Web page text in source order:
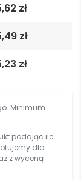
zł
zł
zł
Minimum
podając ile
dla
z wyceną